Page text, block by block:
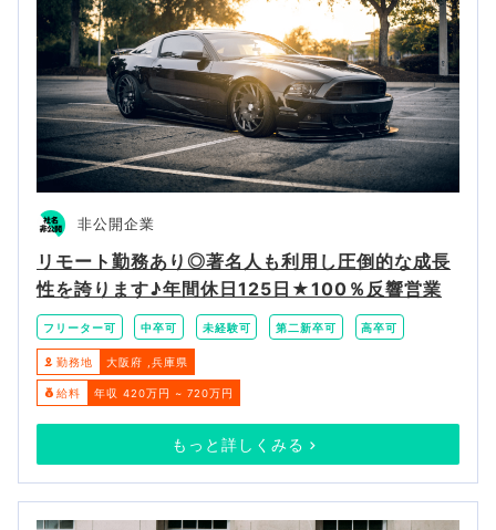
非公開企業
リモート勤務あり◎著名人も利用し圧倒的な成長
性を誇ります♪年間休日125日★100％反響営業
フリーター可 中卒可 未経験可 第二新卒可 高卒可
勤務地 大阪府 兵庫県
給料 年収 420万円 ~ 720万円
もっと詳しくみる